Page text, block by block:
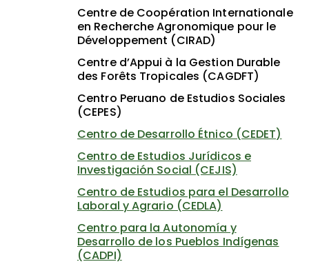
Centre de Coopération Internationale
en Recherche Agronomique pour le
Développement (CIRAD)
Centre d’Appui à la Gestion Durable
des Forêts Tropicales (CAGDFT)
Centro Peruano de Estudios Sociales
(CEPES)
Centro de Desarrollo Étnico (CEDET)
Centro de Estudios Jurídicos e
Investigación Social (CEJIS)
Centro de Estudios para el Desarrollo
Laboral y Agrario (CEDLA)
Centro para la Autonomía y
Desarrollo de los Pueblos Indígenas
(CADPI)